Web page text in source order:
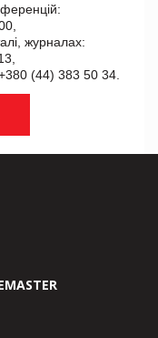
журналах:
(44) 383 50 34.